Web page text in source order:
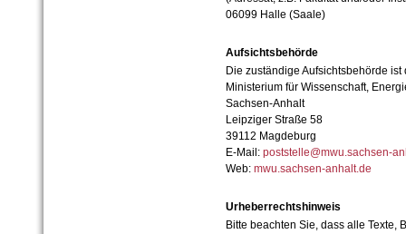
06099 Halle (Saale)
Aufsichtsbehörde
Die zuständige Aufsichtsbehörde ist
Ministerium für Wissenschaft,
Sachsen-Anhalt
Leipziger Straße 58
39112 Magdeburg
E-Mail: poststelle@mwu.sachsen-
Web: mwu.sachsen-anhalt.de
Urheberrechtshinweis
Bitte beachten Sie, dass alle Texte,